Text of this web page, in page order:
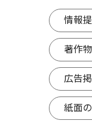
情報
著作
広告
紙面